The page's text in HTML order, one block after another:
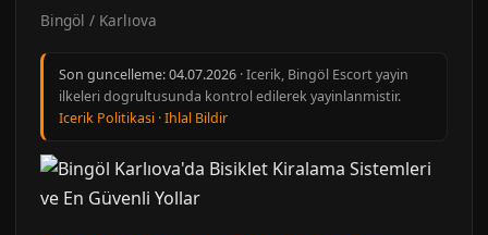
Bingöl / Karlıova
Son guncelleme:04.07.2026 · Icerik, Bingöl Escort yayin
ilkeleri dogrultusunda kontrol edilerek yayinlanmistir.
Icerik Politikasi ·Ihlal Bildir